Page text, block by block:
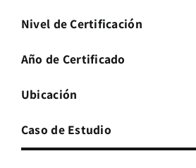
Nivel de Certificación
Año de Certificado
Ubicación
Caso de Estudio